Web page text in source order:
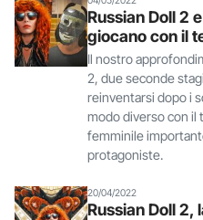
Russian Doll 2
giocano con il
Il nostro
2, due seconde
reinventarsi dopo i
modo diverso con il
femminile
protagoniste.
20/04/2022
Russian Doll 2,